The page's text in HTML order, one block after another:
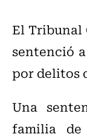
El Tribunal
sentenció
por delitos
Una
familia